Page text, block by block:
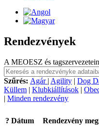
Rendezvények
A MEOESZ és
Szűrés: Agár | Agility | Dog
Küllem | Klubkiállítások |
| Minden rendezvény
? Dátum Rendezvény